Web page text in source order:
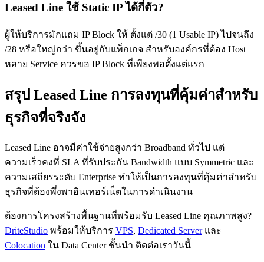
Leased Line ใช้ Static IP ได้กี่ตัว?
ผู้ให้บริการมักแถม IP Block ให้ ตั้งแต่ /30 (1 Usable IP) ไปจนถึง
/28 หรือใหญ่กว่า ขึ้นอยู่กับแพ็กเกจ สำหรับองค์กรที่ต้อง Host
หลาย Service ควรขอ IP Block ที่เพียงพอตั้งแต่แรก
สรุป Leased Line การลงทุนที่คุ้มค่าสำหรับ
ธุรกิจที่จริงจัง
Leased Line อาจมีค่าใช้จ่ายสูงกว่า Broadband ทั่วไป แต่
ความเร็วคงที่ SLA ที่รับประกัน Bandwidth แบบ Symmetric และ
ความเสถียรระดับ Enterprise ทำให้เป็นการลงทุนที่คุ้มค่าสำหรับ
ธุรกิจที่ต้องพึ่งพาอินเทอร์เน็ตในการดำเนินงาน
ต้องการโครงสร้างพื้นฐานที่พร้อมรับ Leased Line คุณภาพสูง?
DriteStudio พร้อมให้บริการ VPS, Dedicated Serverและ
Colocation ใน Data Center ชั้นนำ ติดต่อเราวันนี้